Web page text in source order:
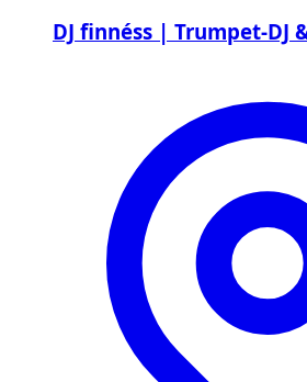
DJ finnéss | Trumpet-DJ